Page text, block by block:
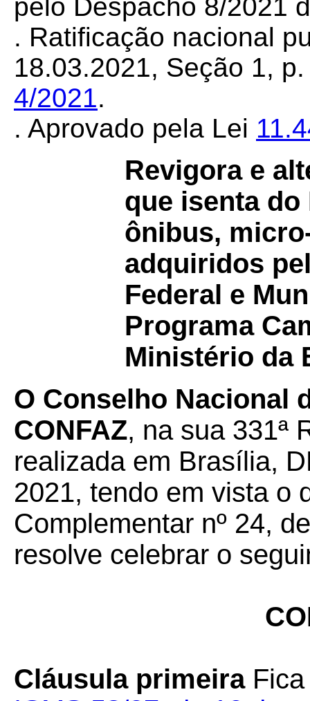
pelo Despacho 8/2021
. Ratificação nacional
18.03.2021, Seção 1,
4/2021.
. Aprovado pela Lei
Revigora e
que isenta do
ônibus,
adquiridos
Federal e
Programa
Ministério da
O Conselho Nacional
CONFAZ, na sua 331ª
realizada em Brasília,
2021, tendo em vista o
Complementar nº 24,
resolve celebrar o
Cláusula primeiraFica